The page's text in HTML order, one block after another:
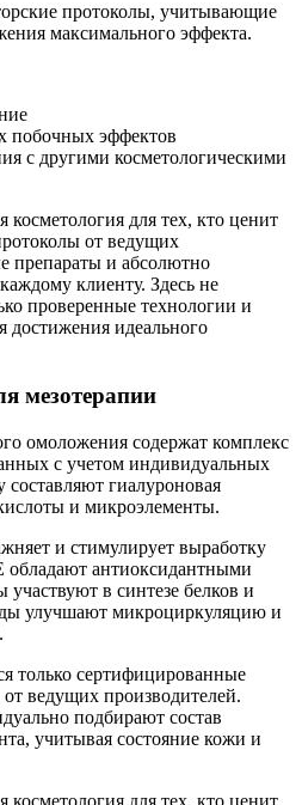
протоколы, учитывающие
максимального эффекта.
побочных эффектов
с другими косметологическими
косметология для тех, кто ценит
от ведущих
препараты и абсолютно
клиенту. Здесь не
проверенные технологии и
достижения идеального
мезотерапии
омоложения содержат комплекс
с учетом индивидуальных
гиалуроновая
и микроэлементы.
и стимулирует выработку
антиоксидантными
в синтезе белков и
улучшают микроциркуляцию и
только сертифицированные
ведущих производителей.
подбирают состав
учитывая состояние кожи и
косметология для тех, кто ценит